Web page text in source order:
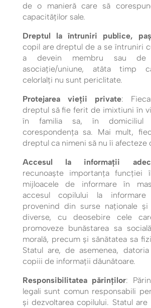
de o manieră care să
capacităţilor sale.
Dreptul la întruniri publice,
copil are dreptul de a se întruniri
a devein membru sau
asociație/uniune, atâta timp
celorlalți nu sunt periclitate.
Protejarea vieții private:
dreptul să fie ferit de imixtiuni în
în familia sa, în
corespondența sa. Mai mult,
dreptul ca nimeni să nu îi afecteze
Accesul la informații
recunoaşte importanţa funcţiei
mijloacele de informare în
accesul copilului la
provenind din surse naţionale şi
diverse, cu deosebire cele
promoveze bunăstarea sa
morală, precum şi sănătatea sa
Statul are, de asemenea,
copiii de informații dăunătoare.
Responsibilitatea părinților:
legali sunt comun responsabili
și dezvoltarea copilului. Statul